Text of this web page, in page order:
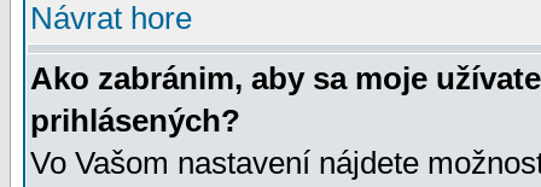
Návrat hore
Ako zabránim, aby sa moje
prihlásených?
Vo Vašom nastavení nájdete